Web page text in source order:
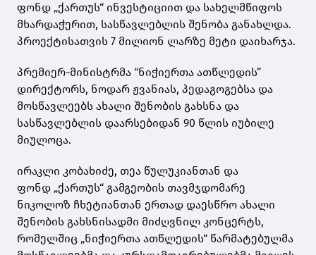
ფონდ „ქართუს“ ინვესტიციით და სახელმწიფოს
მხარდაჭერით, სასწავლებლის შენობა განახლდა.
პროექტისათვის 7 მილიონ ლარზე მეტი დაიხარჯა.
პრემიერ-მინისტრმა “ნიჭიერთა ათწლედის”
დირექტორს, ნოდარ ჟვანიას, პედაგოგებსა და
მოსწავლეებს ახალი შენობის გახსნა და
სასწავლებლის დაარსებიდან 90 წლის იუბილე
მიულოცა.
ირაკლი კობახიძე, თეა წულუკიანთან და
ფონდ „ქართუს“ გამგეობის თავმჯდომარე
ნიკოლოზ ჩხეტიანთან ერთად დაესწრო ახალი
შენობის გახსნისადმი მიძღვნილ კონცერტს,
რომელშიც „ნიჭიერთა ათწლედის“ წარმატებულმა